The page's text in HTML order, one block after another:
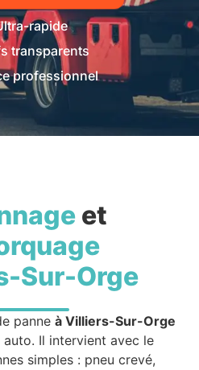
rapide
transparents
professionnel
et
Sur-Orge
panne à Villiers-Sur-Orge
auto. Il intervient avec le
simples : pneu crevé,